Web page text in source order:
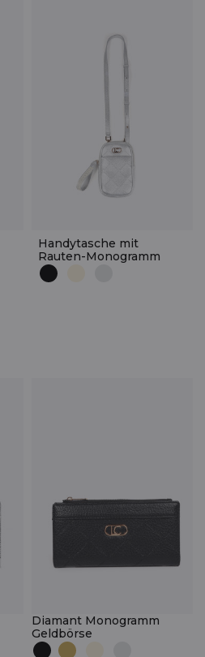
Handytasche mit
Rauten-Monogramm
Diamant Monogramm
Geldbörse